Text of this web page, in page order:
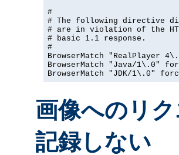
#
# The following directive
# are in violation of the
# basic 1.1 response.
#
BrowserMatch "RealPlayer
BrowserMatch "Java/1\.0"
BrowserMatch "JDK/1\.0"
画像へのリ
記録しない